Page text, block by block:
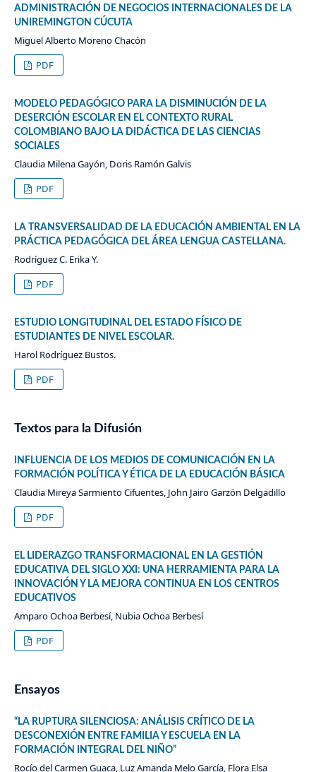
ADMINISTRACIÓN DE NEGOCIOS INTERNACIONALES DE LA
UNIREMINGTON CÚCUTA
Miguel Alberto Moreno Chacón
PDF
MODELO PEDAGÓGICO PARA LA DISMINUCIÓN DE LA
DESERCIÓN ESCOLAR EN EL CONTEXTO RURAL
COLOMBIANO BAJO LA DIDÁCTICA DE LAS CIENCIAS
SOCIALES
Claudia Milena Gayón, Doris Ramón Galvis
PDF
LA TRANSVERSALIDAD DE LA EDUCACIÓN AMBIENTAL EN LA
PRÁCTICA PEDAGÓGICA DEL ÁREA LENGUA CASTELLANA.
Rodríguez C. Erika Y.
PDF
ESTUDIO LONGITUDINAL DEL ESTADO FÍSICO DE
ESTUDIANTES DE NIVEL ESCOLAR.
Harol Rodríguez Bustos.
PDF
Textos para la Difusión
INFLUENCIA DE LOS MEDIOS DE COMUNICACIÓN EN LA
FORMACIÓN POLÍTICA Y ÉTICA DE LA EDUCACIÓN BÁSICA
Claudia Mireya Sarmiento Cifuentes, John Jairo Garzón Delgadillo
PDF
EL LIDERAZGO TRANSFORMACIONAL EN LA GESTIÓN
EDUCATIVA DEL SIGLO XXI: UNA HERRAMIENTA PARA LA
INNOVACIÓN Y LA MEJORA CONTINUA EN LOS CENTROS
EDUCATIVOS
Amparo Ochoa Berbesí, Nubia Ochoa Berbesí
PDF
Ensayos
“LA RUPTURA SILENCIOSA: ANÁLISIS CRÍTICO DE LA
DESCONEXIÓN ENTRE FAMILIA Y ESCUELA EN LA
FORMACIÓN INTEGRAL DEL NIÑO”
Rocío del Carmen Guaca, Luz Amanda Melo García, Flora Elsa